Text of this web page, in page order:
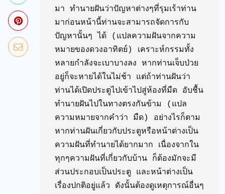
มา ทำนายฝันว่าปัญหาต่างๆที่รุมเร้าท่าน
มาก่อนหน้านี้ท่านจะสามารถจัดการกับ
ปัญหานั้นๆ ได้ (แปลความฝันจากความ
หมายของดวงอาทิตย์) เคราะห์กรรมทั้ง
หลายกำลังจะเบาบางลง หากท่านเจ็บป่วย
อยู่ก็จะหายได้ในไม่ช้า แต่ถ้าท่านฝันว่า
ท่านได้เปิดประตูไปเข้าไปสู่ห้องที่มืด อับชื้น
ทำนายฝันไปในทางตรงกันข้าม (แปล
ความหมายจากคำว่า มืด) อย่างไรก็ตาม
หากท่านฝันเกี่ยวกับประตูหรือหน้าต่างเป็น
ความฝันที่ทำนายได้ยากมาก เนื่องจากใน
ทุกๆความฝันที่เกี่ยวกับบ้าน ก็ต้องมักจะมี
ส่วนประกอบเป็นประตู และหน้าต่างเป็น
เรื่องปกติอยู่แล้ว ดังนั้นต้องดูเหตุการณ์อื่นๆ